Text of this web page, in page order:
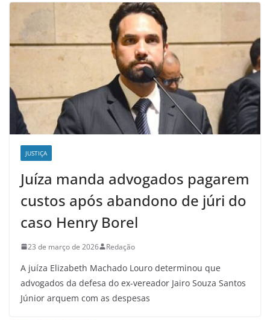
JUSTIÇA
Juíza manda advogados pagarem
custos após abandono de júri do
caso Henry Borel
23 de março de 2026 Redação
A juíza Elizabeth Machado Louro determinou que
advogados da defesa do ex-vereador Jairo Souza Santos
Júnior arquem com as despesas